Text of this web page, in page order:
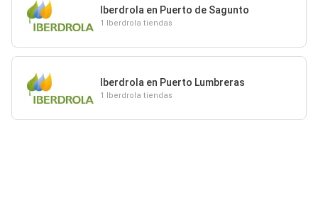
Iberdrola en Puerto de Sagunto
1 Iberdrola tiendas
Iberdrola en Puerto Lumbreras
1 Iberdrola tiendas